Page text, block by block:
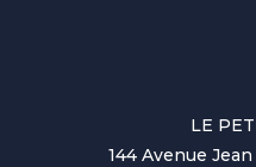
LE
144 Avenue